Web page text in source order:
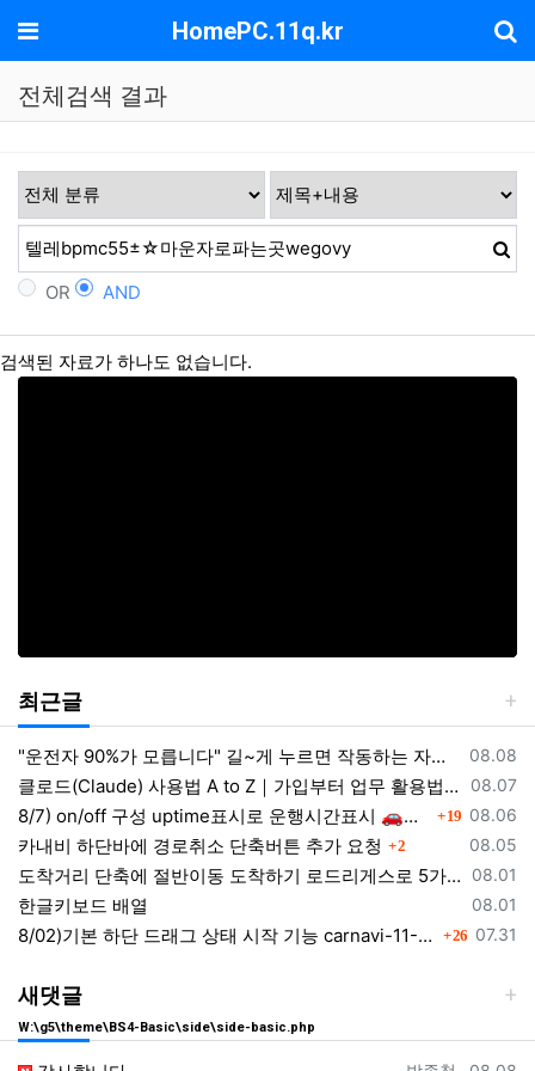
메뉴 HomePC.11q.kr
전체검색 결과
OR AND
검색된 자료가 하나도 없습니다.
최근글
등록일
08.08
"운전자 90%가 모릅니다" 길~게 누르면 작동하는 자동차 숨겨진 꿀기능
등록일
08.07
클로드(Claude) 사용법 A to Z｜가입부터 업무 활용법 VSCODE 연결 까지
등록일
08.06
8/7) on/off 구성 uptime표시로 운행시간표시 🚗최근목적지 바로가기 및 ⛔이전화면이동과 260807 댓글
19
등록일
08.05
카내비 하단바에 경로취소 단축버튼 추가 요청 댓글
2
등록일
08.01
도착거리 단축에 절반이동 도착하기 로드리게스로 5가지를 한 번에 배우세요
등록일
08.01
한글키보드 배열
등록일
07.31
8/02)기본 하단 드래그 상태 시작 기능 carnavi-11-6-0-3944_cargps_260802.apk 댓글
26
새댓글
W:\g5\theme\BS4-Basic\side\side-basic.php